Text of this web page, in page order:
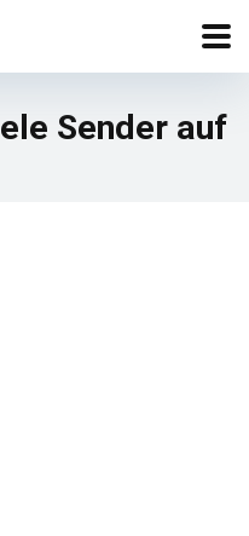
Sender auf